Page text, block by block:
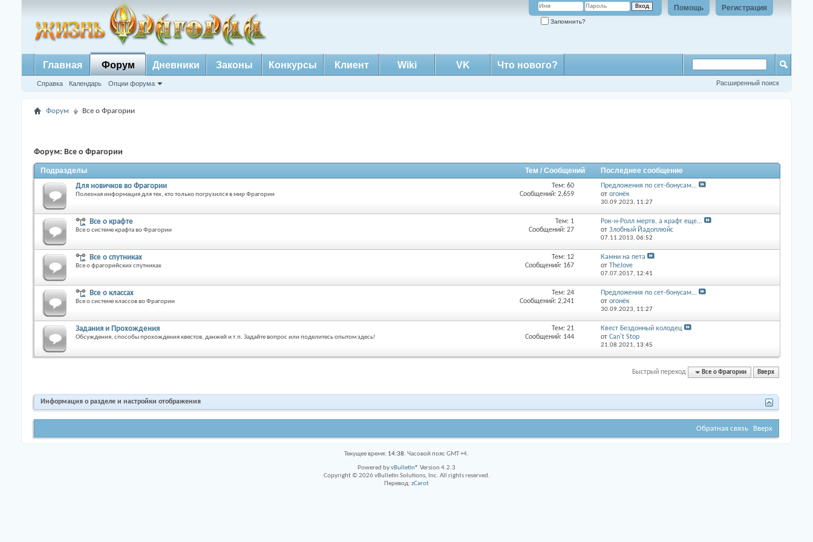
Регистрация
Помощь
Запомнить?
Главная Форум
Справка Календарь Опции форума
Дневники Законы Конкурсы Клиент Wiki VK Что нового?
Расширенный поиск
Форум Все о Фрагории
Форум: Все о Фрагории
Подразделы Тем / Сообщений Последнее сообщение
Для новичков во Фрагории
Полезная информация для тех, кто только погрузился в мир Фрагории
Тем: 60
Сообщений: 2,659
Предложения по сет-бонусам...
отогонёк
30.09.2023, 11:27
Все о крафте
Все о системе крафта во Фрагории
Тем: 1
Сообщений: 27
Рок-н-Ролл мертв, а крафт еще...
отЗлобный Йадоплюйс
07.11.2013,06:52
Все о спутниках
Все о фрагорийских спутниках
Тем: 12
Сообщений: 167
Камни на пета
отTheJove
07.07.2017, 12:41
Все о классах
Все о системе классов во Фрагории
Тем: 24
Сообщений: 2,241
Предложения по сет-бонусам...
отогонёк
30.09.2023, 11:27
Задания и Прохождения
Обсуждения, способы прохождения квестов, данжей и т.п. Задайте вопрос или поделитесь опытом здесь!
Тем: 21
Сообщений: 144
Квест Бездонный колодец
отCan't Stop
21.08.2021, 13:45
Быстрый переход Все о Фрагории Вверх
Информация о разделе и настройки отображения
Обратная связь Вверх
Текущее время: 14:38. Часовой пояс GMT +4.
Powered byvBulletin® Version 4.2.3
Copyright © 2026 vBulletin Solutions, Inc. All rights reserved.
Перевод: zCarot